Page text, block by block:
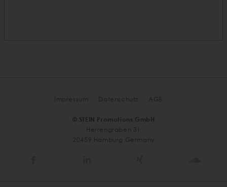
Impressum Datenschutz AGB
© STEIN Promotions GmbH
Herrengraben 31
20459 Hamburg Germany